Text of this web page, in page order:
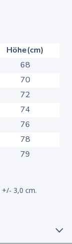
Höhe(cm)
68
70
72
74
76
78
79
3,0 cm.